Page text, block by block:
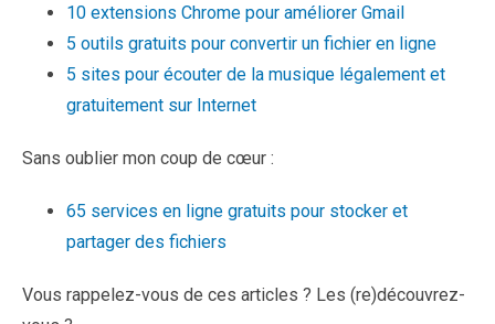
10 extensions Chrome pour améliorer Gmail
5 outils gratuits pour convertir un fichier en ligne
5 sites pour écouter de la musique légalement et
gratuitement sur Internet
Sans oublier mon coup de cœur :
65 services en ligne gratuits pour stocker et
partager des fichiers
Vous rappelez-vous de ces articles ? Les (re)découvrez-